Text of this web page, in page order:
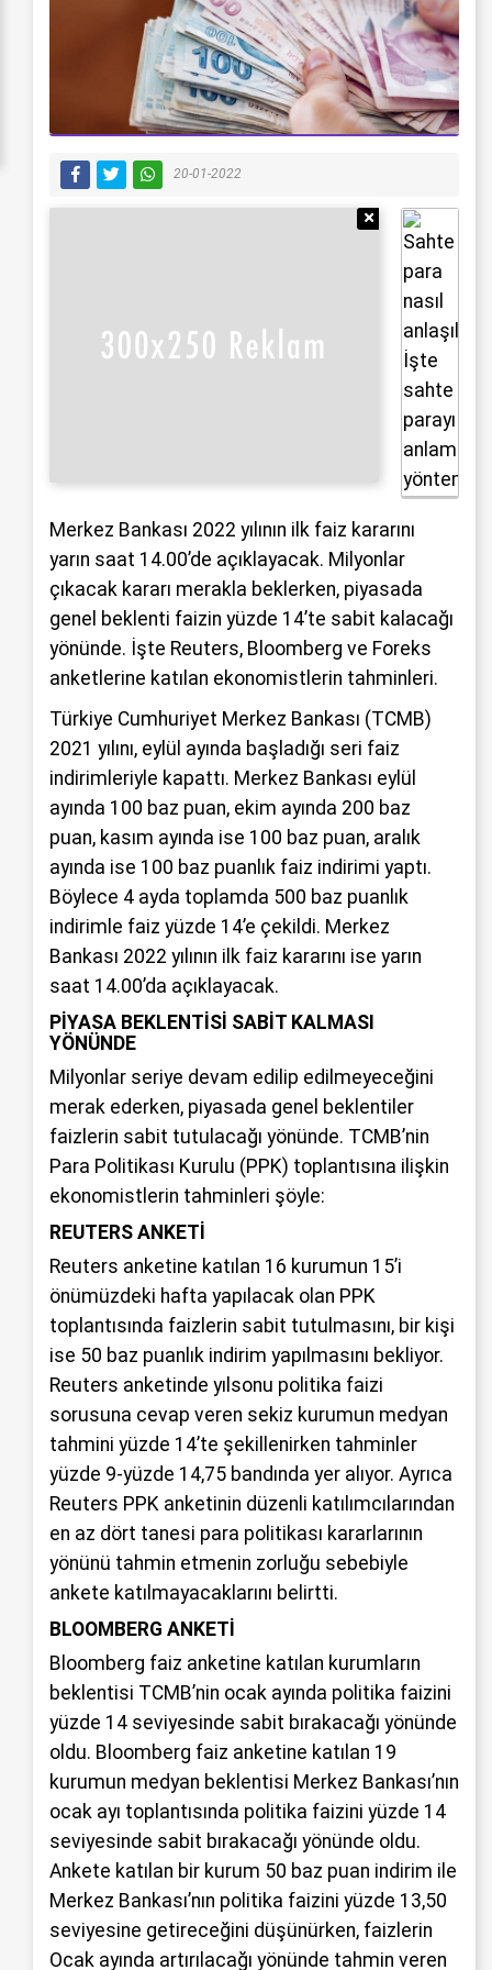
20-01-2022
Reklamı Gizle
Merkez Bankası 2022 yılının ilk faiz kararını
yarın saat 14.00’de açıklayacak. Milyonlar
çıkacak kararı merakla beklerken, piyasada
genel beklenti faizin yüzde 14’te sabit kalacağı
yönünde. İşte Reuters, Bloomberg ve Foreks
anketlerine katılan ekonomistlerin tahminleri.
Türkiye Cumhuriyet Merkez Bankası (TCMB)
2021 yılını, eylül ayında başladığı seri faiz
indirimleriyle kapattı. Merkez Bankası eylül
ayında 100 baz puan, ekim ayında 200 baz
puan, kasım ayında ise 100 baz puan, aralık
ayında ise 100 baz puanlık faiz indirimi yaptı.
Böylece 4 ayda toplamda 500 baz puanlık
indirimle faiz yüzde 14’e çekildi. Merkez
Bankası 2022 yılının ilk faiz kararını ise yarın
saat 14.00’da açıklayacak.
PİYASA BEKLENTİSİ SABİT KALMASI
YÖNÜNDE
Milyonlar seriye devam edilip edilmeyeceğini
merak ederken, piyasada genel beklentiler
faizlerin sabit tutulacağı yönünde. TCMB’nin
Para Politikası Kurulu (PPK) toplantısına ilişkin
ekonomistlerin tahminleri şöyle:
REUTERS ANKETİ
Reuters anketine katılan 16 kurumun 15’i
önümüzdeki hafta yapılacak olan PPK
toplantısında faizlerin sabit tutulmasını, bir kişi
ise 50 baz puanlık indirim yapılmasını bekliyor.
Reuters anketinde yılsonu politika faizi
sorusuna cevap veren sekiz kurumun medyan
tahmini yüzde 14’te şekillenirken tahminler
yüzde 9-yüzde 14,75 bandında yer alıyor. Ayrıca
Reuters PPK anketinin düzenli katılımcılarından
en az dört tanesi para politikası kararlarının
yönünü tahmin etmenin zorluğu sebebiyle
ankete katılmayacaklarını belirtti.
BLOOMBERG ANKETİ
Bloomberg faiz anketine katılan kurumların
beklentisi TCMB’nin ocak ayında politika faizini
yüzde 14 seviyesinde sabit bırakacağı yönünde
oldu. Bloomberg faiz anketine katılan 19
kurumun medyan beklentisi Merkez Bankası’nın
ocak ayı toplantısında politika faizini yüzde 14
seviyesinde sabit bırakacağı yönünde oldu.
Ankete katılan bir kurum 50 baz puan indirim ile
Merkez Bankası’nın politika faizini yüzde 13,50
seviyesine getireceğini düşünürken, faizlerin
Ocak ayında artırılacağı yönünde tahmin veren